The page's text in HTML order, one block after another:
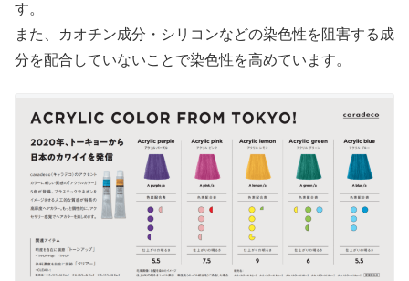
す。
また、カオチン成分・シリコンなどの染色性を阻害する成
分を配合していないことで染色性を高めています。